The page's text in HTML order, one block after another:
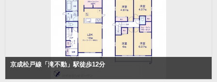
京成松戸線「滝不動」駅徒歩12分